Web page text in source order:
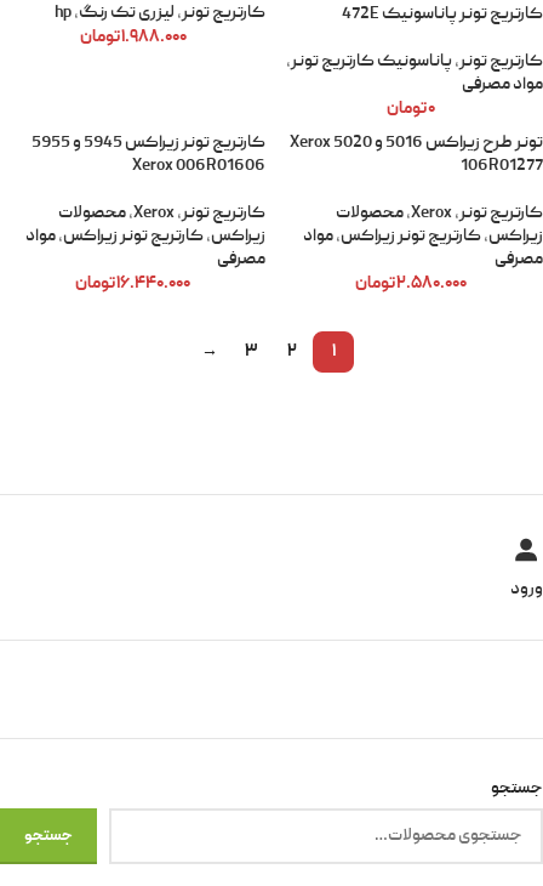
کارتریج تونر پاناسونیک 472E
کارتریج تونر,پاناسونیک کارتریج تونر,
مواد مصرفی
۰تومان
کارتریج تونر, لیزری تک رنگ,
hp
۱.۹۸۸.۰۰۰تومان
تونر طرح زیراکس 5016 و 5020 Xerox
106R01277
کارتریج تونر,
Xerox
,محصولات
زیراکس,کارتریج تونر زیراکس,مواد
مصرفی
۲.۵۸۰.۰۰۰تومان
کارتریج تونر زیراکس 5945 و 5955
Xerox 006R01606
کارتریج تونر,
Xerox
,محصولات
زیراکس,کارتریج تونر زیراکس,مواد
مصرفی
۱۶.۴۴۰.۰۰۰تومان
1
2
3
→
ورود
جستجو
جستجو